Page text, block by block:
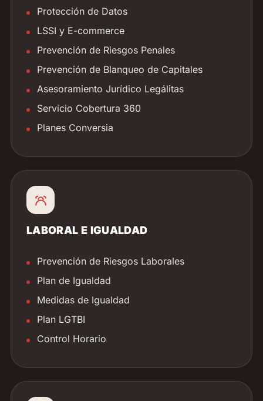
Protección de Datos
LSSI y E-commerce
Prevención de Riesgos Penales
Prevención de Blanqueo de Capitales
Asesoramiento Jurídico Legálitas
Servicio Cobertura 360
Planes Conversia
LABORAL E IGUALDAD
Prevención de Riesgos Laborales
Plan de Igualdad
Medidas de Igualdad
Plan LGTBI
Control Horario